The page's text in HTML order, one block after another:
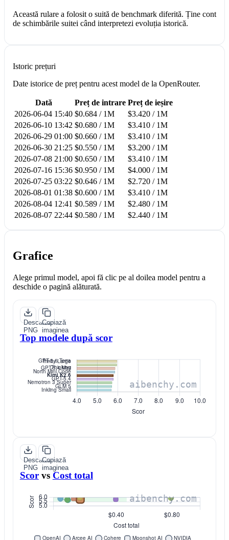
Această rulare a folosit o suită de benchmark diferită. Ține cont
de schimbările suitei când interpretezi evoluția istorică.
Istoric prețuri
Date istorice de preț pentru acest model de la OpenRouter.
Dată Preț de intrare Preț de ieșire
2026-06-04 15:40 $0.684 / 1M
$3.420 / 1M
2026-06-10 13:42 $0.680 / 1M
$3.410 / 1M
2026-06-29 01:00 $0.660 / 1M
$3.410 / 1M
2026-06-30 21:25 $0.550 / 1M
$3.200 / 1M
2026-07-08 21:00 $0.650 / 1M
$3.410 / 1M
2026-07-16 15:36 $0.950 / 1M
$4.000 / 1M
2026-07-25 03:22 $0.646 / 1M
$2.720 / 1M
2026-08-01 01:38 $0.600 / 1M
$3.410 / 1M
2026-08-04 12:41 $0.589 / 1M
$2.480 / 1M
2026-08-07 22:44 $0.580 / 1M $2.440 / 1M
Grafice
Alege primul model, apoi fă clic pe al doilea model pentru a
deschide o pagină alăturată.
Descarcă
PNG
Copiază
imaginea
Top modele după scor
Descarcă
PNG
Copiază
imaginea
Scor vs Cost total